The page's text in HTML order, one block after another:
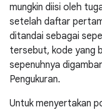
mungkin diisi oleh
setelah daftar
ditandai sebagai
tersebut, kode yang
sepenuhnya
Pengukuran.
Untuk menyertakan